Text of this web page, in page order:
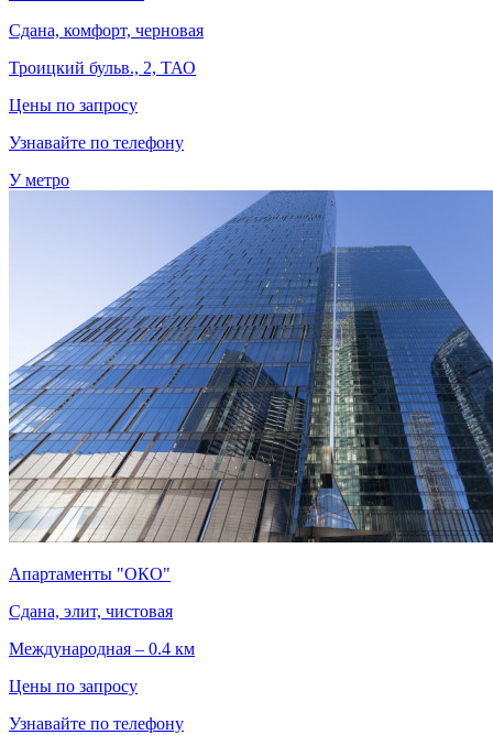
Сдана, комфорт, черновая
Троицкий бульв., 2, ТАО
Цены по запросу
Узнавайте по телефону
У метро
Апартаменты "ОКО"
Сдана, элит, чистовая
Международная – 0.4 км
Цены по запросу
Узнавайте по телефону